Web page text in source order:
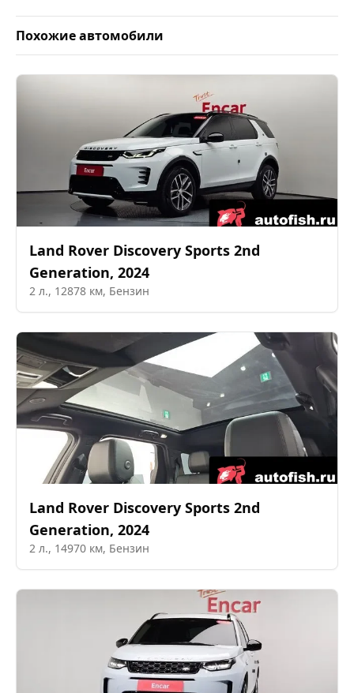
Похожие автомобили
Land Rover Discovery Sports 2nd
Generation, 2024
2 л., 12878 км, Бензин
Land Rover Discovery Sports 2nd
Generation, 2024
2 л., 14970 км, Бензин